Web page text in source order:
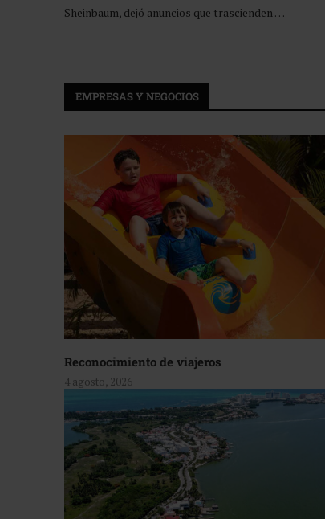
Sheinbaum, dejó anuncios que trascienden …
EMPRESAS Y NEGOCIOS
Reconocimiento de viajeros
4 agosto, 2026